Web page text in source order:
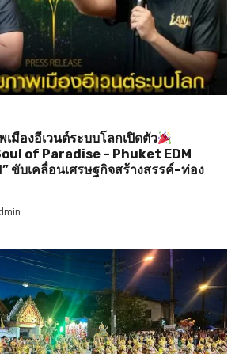
มืองอีเวนต์ระบบโลกเปิดตัว
of Paradise – Phuket EDM
ขับเคลื่อนเศรษฐกิจสร้างสรรค์–ท่อง